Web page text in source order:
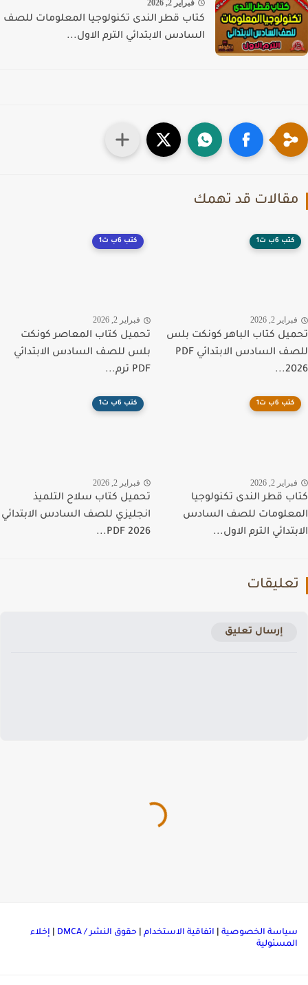
فبراير 2, 2026
كتاب قطر الندى تكنولوجيا المعلومات للصف
السادس الابتدائي الترم الاول...
قد تهمك
كتب 6ب ت1
2, 2026
كتاب الباهر كونكت بلس
للصف السادس الابتدائي PDF
كتب 6ب ت1
فبراير 2, 2026
تحميل كتاب المعاصر كونكت
بلس للصف السادس الابتدائي
PDF ترم...
كتب 6ب ت1
2, 2026
قطر الندى تكنولوجيا
للصف السادس
الترم الاول...
كتب 6ب ت1
فبراير 2, 2026
تحميل كتاب سلاح التلميذ
انجليزي للصف السادس الابتدائي
PDF 2026...
إرسال تعليق
الخصوصية|اتفاقية الاستخدام|حقوق النشر / DMCA |إخلاء